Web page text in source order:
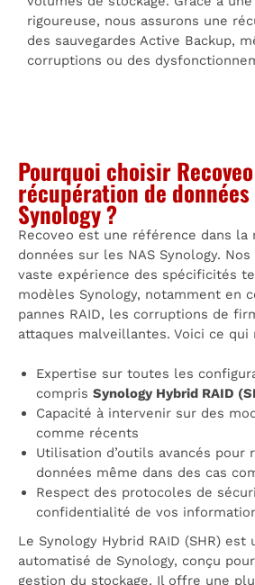
rigoureuse, nous assurons une
des sauvegardes Active Backup,
corruptions ou des
Pourquoi choisir
récupération de données
Synology ?
Recoveo est une référence dans la
données sur les NAS Synology.
vaste expérience des spécificités
modèles Synology, notamment en
pannes RAID, les corruptions de
attaques malveillantes. Voici ce qui
Expertise sur toutes les
compris Synology Hybrid RAID
Capacité à intervenir sur des
comme récents
Utilisation d’outils avancés pour
données même dans des cas
Respect des protocoles de
confidentialité de vos
Le Synology Hybrid RAID (SHR) est
automatisé de Synology, conçu
gestion du stockage. Il offre une